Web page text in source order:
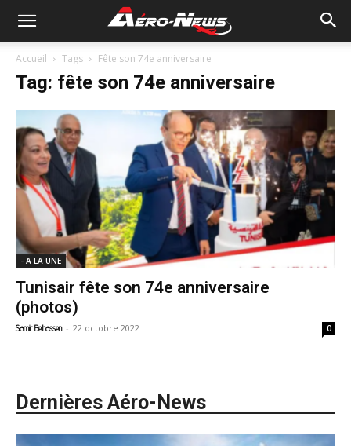
Accueil Tags Fête son 74e anniversaire
Tag: fête son 74e anniversaire
- A LA UNE
Tunisair fête son 74e anniversaire
(photos)
Samir Belhassen - 22 octobre 2022 0
Dernières Aéro-News